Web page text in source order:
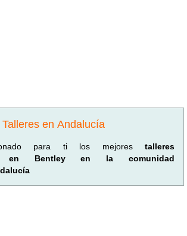
Talleres en Andalucía
para ti los mejores talleres
en Bentley en la comunidad